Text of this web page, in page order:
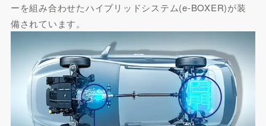
ーを組み合わせたハイブリッドシステム(e-BOXER)が装
備されています。